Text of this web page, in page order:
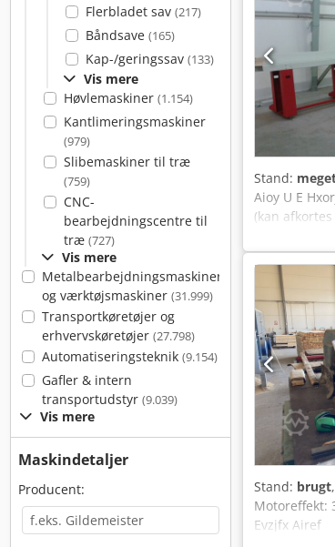
Flerbladet sav (217)
Båndsave (165)
Kap-/geringssav (133)
Vis mere
Høvlemaskiner (1.154)
Kantlimeringsmaskiner
(979)
Slibemaskiner til træ
(759)
CNC-
bearbejdningscentre til
træ (727)
Vis mere
Metalbearbejdningsmaskiner
og værktøjsmaskiner (31.999)
Transportkøretøjer og
erhvervskøretøjer (27.798)
Automatiseringsteknik (9.154)
Gafler & intern
transportudstyr (9.039)
Vis mere
Maskindetaljer
Producent:
Stand:
Aioy U E
(kan
Stand: brugt
Motoreffekt:
Evzjfx Airef